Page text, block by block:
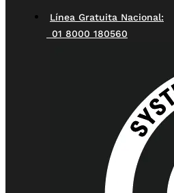
Línea Gratuita Nacional:
01 8000 180560